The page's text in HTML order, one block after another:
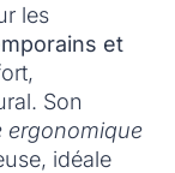
les
et
Son
ergonomique
idéale